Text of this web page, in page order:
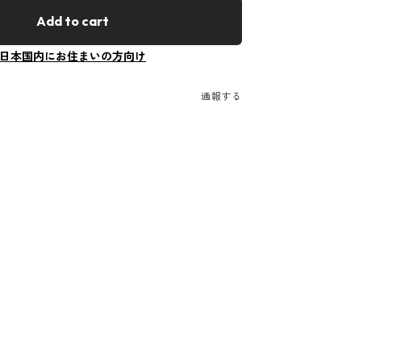
Add to cart
日本国内にお住まいの方向け
通報する